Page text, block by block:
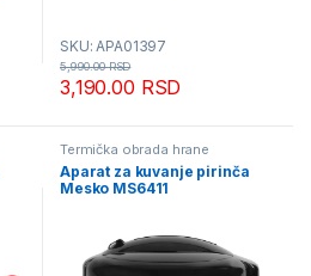
SKU: APA01397
3,190.00 RSD
5,990.00RSD
Termička obrada hrane
Aparat za kuvanje pirinča
Mesko MS6411